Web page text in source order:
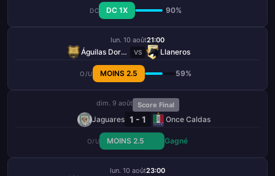
DC DC 1X 90%
lun. 10 août21:00
Águilas Doradas VS Llaneros
O/U MOINS 2.5 59%
dim. 9 août Score Final
Jaguares 1 - 1 Once Caldas
O/U MOINS 2.5 Gagné
lun. 10 août23:00